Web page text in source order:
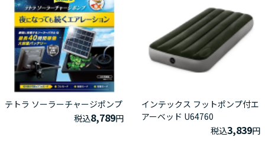
テトラ ソーラーチャージポンプ
税込8,789円
インテックス フットポンプ付エ
アーベッド U64760
税込3,839円